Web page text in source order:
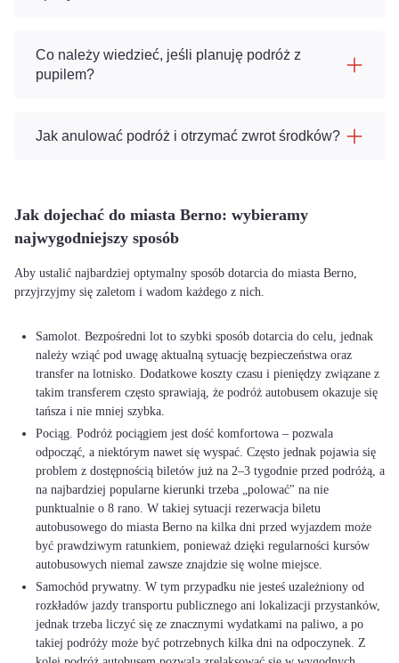
Co należy wiedzieć, jeśli planuję podróż z
pupilem?
Jak anulować podróż i otrzymać zwrot środków?
Jak dojechać do miasta Berno: wybieramy
najwygodniejszy sposób
Aby ustalić najbardziej optymalny sposób dotarcia do miasta Berno,
przyjrzyjmy się zaletom i wadom każdego z nich.
Samolot. Bezpośredni lot to szybki sposób dotarcia do celu, jednak
należy wziąć pod uwagę aktualną sytuację bezpieczeństwa oraz
transfer na lotnisko. Dodatkowe koszty czasu i pieniędzy związane z
takim transferem często sprawiają, że podróż autobusem okazuje się
tańsza i nie mniej szybka.
Pociąg. Podróż pociągiem jest dość komfortowa – pozwala
odpocząć, a niektórym nawet się wyspać. Często jednak pojawia się
problem z dostępnością biletów już na 2–3 tygodnie przed podróżą, a
na najbardziej popularne kierunki trzeba „polować" na nie
punktualnie o 8 rano. W takiej sytuacji rezerwacja biletu
autobusowego do miasta Berno na kilka dni przed wyjazdem może
być prawdziwym ratunkiem, ponieważ dzięki regularności kursów
autobusowych niemal zawsze znajdzie się wolne miejsce.
Samochód prywatny. W tym przypadku nie jesteś uzależniony od
rozkładów jazdy transportu publicznego ani lokalizacji przystanków,
jednak trzeba liczyć się ze znacznymi wydatkami na paliwo, a po
takiej podróży może być potrzebnych kilka dni na odpoczynek. Z